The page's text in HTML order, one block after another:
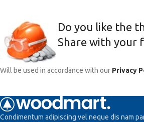
Do you like the
Share with your
Will be used in accordance with our Privacy
Condimentum adipiscing vel neque dis nam